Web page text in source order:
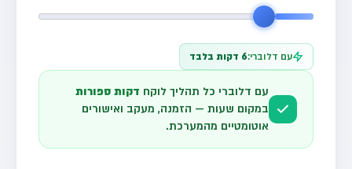
עם דלוברי:6 דקות בלבד
עם דלוברי כל תהליך לוקח דקות ספורות
במקום שעות — הזמנה, מעקב ואישורים
אוטומטיים מהמערכת.